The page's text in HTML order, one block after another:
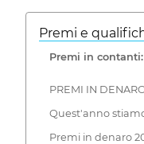
Premi e
Premi in contanti:
PREMI IN
Quest'anno
Premi in denaro